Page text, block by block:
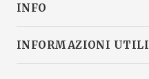
Croazia
Lun - Ven: 9:00 - 15:00
INFO
Chi siamo
INFORMAZIONI UTILI